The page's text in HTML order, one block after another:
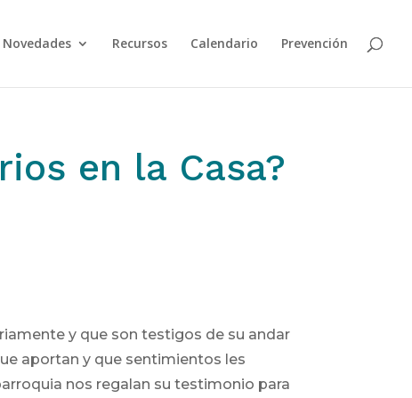
Novedades Recursos Calendario Prevención
en la Casa?
y que son testigos de su andar
aportan y que sentimientos les
nos regalan su testimonio para